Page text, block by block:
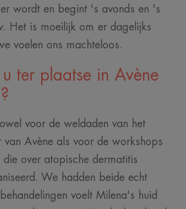
wordt en begint 's avonds en 's
Het is moeilijk om er dagelijks
voelen ons machteloos.
ter plaatse in Avène
voor de weldaden van het
van Avène als voor de workshops
die over atopische dermatitis
We hadden beide echt
voelt Milena's huid